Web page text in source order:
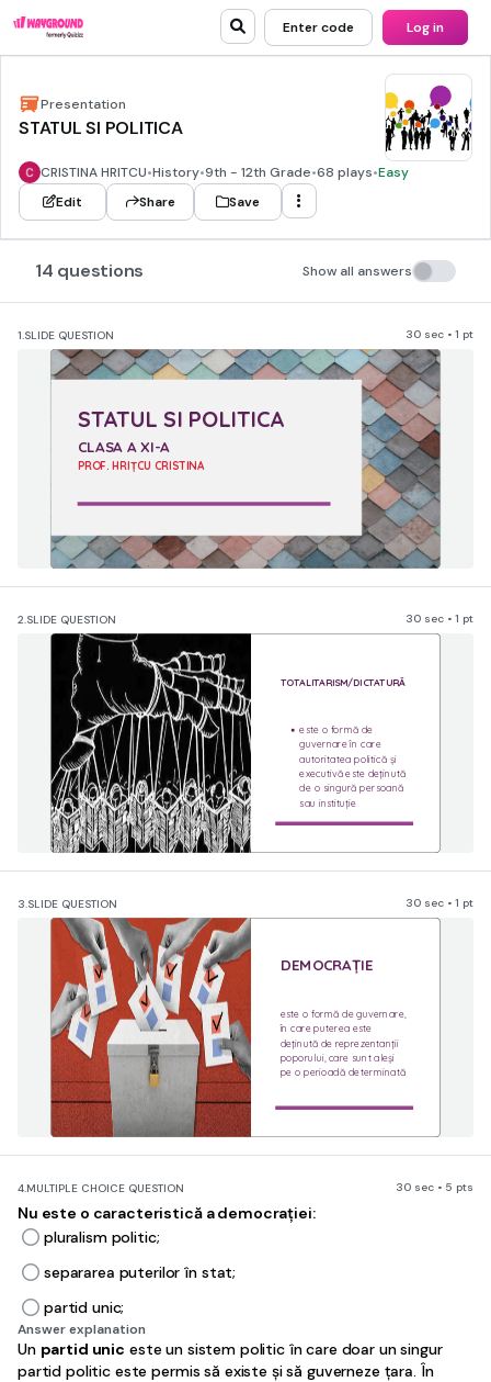
Enter code Log in
Presentation
STATUL SI POLITICA
CRISTINA HRITCU•History•9th - 12th Grade•68 plays•Easy
Edit
Share Save
14 questions Show all answers
1.SLIDE QUESTION 30 sec • 1 pt
STATUL SI POLITICA
CLASA A XI-A
PROF. HRIȚCU CRISTINA
2.SLIDE QUESTION 30 sec • 1 pt
este o formă de
guvernare în care
autoritatea politică și
executivă este deținută
de o singură persoană
sau instituție
TOTALITARISM/DICTATURĂ
3.SLIDE QUESTION 30 sec • 1 pt
este o formă de guvernare,
în care puterea este
deținută de reprezentanții
poporului, care sunt aleși
pe o perioadă determinată
DEMOCRAȚIE
4.MULTIPLE CHOICE QUESTION 30 sec • 5 pts
Nu este o caracteristică a democrației:
pluralism politic;
separarea puterilor în stat;
partid unic;
Answer explanation
Un partid unic este un sistem politic în care doar un singur
partid politic este permis să existe și să guverneze țara. În